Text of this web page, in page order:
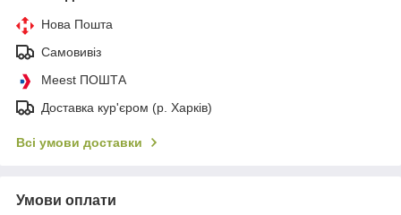
Нова Пошта
Самовивіз
Meest ПОШТА
Доставка кур'єром (р. Харків)
Всі умови доставки
Умови оплати